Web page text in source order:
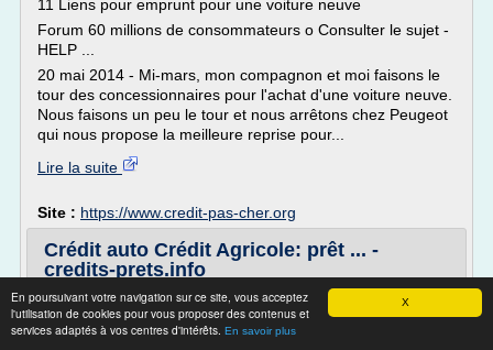
X
En poursuivant votre navigation sur ce site, vous acceptez
l'utilisation de cookies pour vous proposer des contenus et
services adaptés à vos centres d'intérêts. En savoir plus
11 Liens pour emprunt pour une voiture neuve
Forum 60 millions de consommateurs o Consulter le sujet -
HELP ...
20 mai 2014 - Mi-mars, mon compagnon et moi faisons le
tour des concessionnaires pour l'achat d'une voiture neuve.
Nous faisons un peu le tour et nous arrêtons chez Peugeot
qui nous propose la meilleure reprise pour...
Lire la suite
Site : https://www.credit-pas-cher.org
Crédit auto Crédit Agricole: prêt ... -
credits-prets.info
Crédit et rachat de crédits en France: prêt immobilier,
crédit consommation, crédit auto, prêt personnel >
Simulateur et Comparateur de crédit : prêt immobilier,